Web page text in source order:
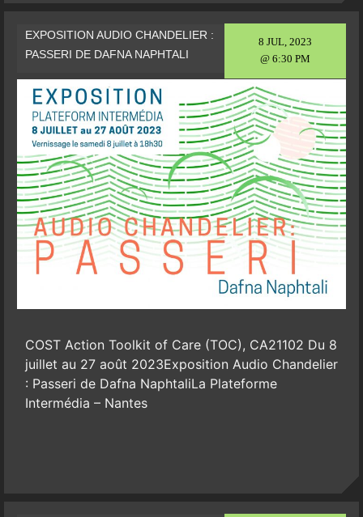
8 JUL, 2023
@ 6:30 PM
EXPOSITION AUDIO CHANDELIER :
PASSERI DE DAFNA NAPHTALI
COST Action Toolkit of Care (TOC), CA21102 Du 8
juillet au 27 août 2023Exposition Audio Chandelier
: Passeri de Dafna NaphtaliLa Plateforme
Intermédia – Nantes